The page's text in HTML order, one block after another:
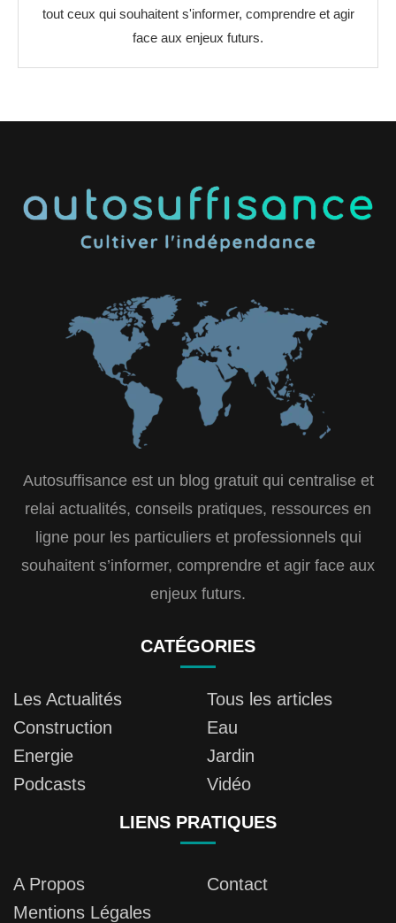
tout ceux qui souhaitent s'informer, comprendre et agir
face aux enjeux futurs.
Autosuffisance est un blog gratuit qui centralise et
relai actualités, conseils pratiques, ressources en
ligne pour les particuliers et professionnels qui
souhaitent s’informer, comprendre et agir face aux
enjeux futurs.
CATÉGORIES
Les Actualités
Tous les articles
Construction
Eau
Energie
Jardin
Podcasts
Vidéo
LIENS PRATIQUES
A Propos
Contact
Mentions Légales